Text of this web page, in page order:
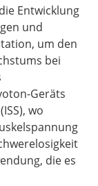
Entwicklung
und
um den
bei
Geräts
wo
die es